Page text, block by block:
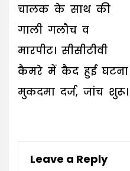
चालक के साथ की
गाली गलौच व
मारपीट। सीसीटीवी
कैमरे में कैद हुई
मुकदमा दर्ज, जांच शुरू।
Leave a Reply